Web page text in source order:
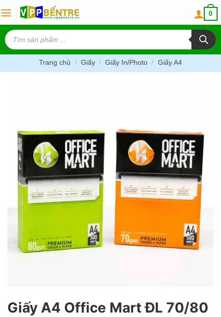
to
content
0
Tìm
kiếm
sản
phẩm
Trang chủ / Giấy / Giấy In/Photo / Giấy A4
Giấy A4 Office Mart ĐL 70/80